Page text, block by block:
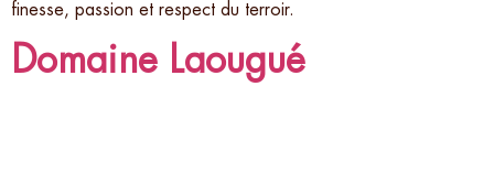
finesse, passion et respect du terroir.
Domaine Laougué